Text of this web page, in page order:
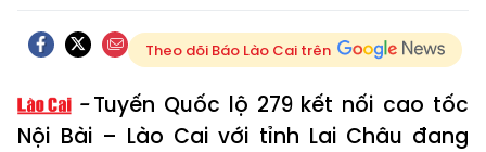
Theo dõi Báo Lào Cai trên
Tuyến Quốc lộ 279 kết nối cao tốc
Nội Bài – Lào Cai với tỉnh Lai Châu đang